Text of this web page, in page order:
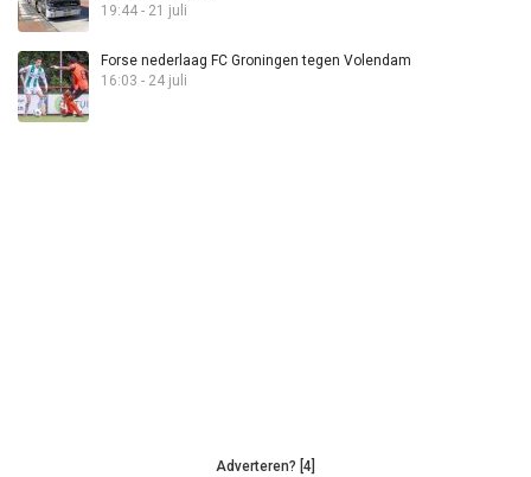
19:44 - 21 juli
Forse nederlaag FC Groningen tegen Volendam
16:03 - 24 juli
Adverteren? [4]